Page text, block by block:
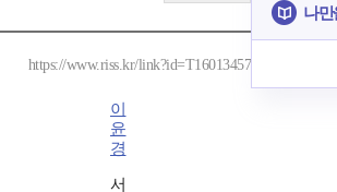
https://www.riss.kr/link?id=T16013457
이
윤
경
서
나만